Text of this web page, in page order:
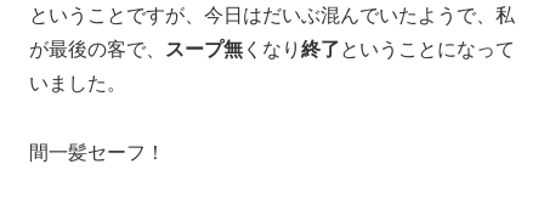
ということですが、今日はだいぶ混んでいたようで、私
が最後の客で、 スープ無くなり終了ということになって
いました。
間一髪セーフ！